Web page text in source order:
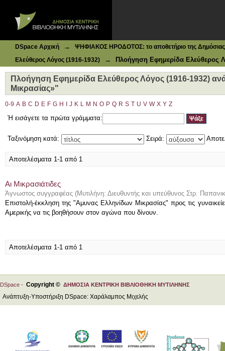
DSpace Αρχική →
ΨΗΦΙΑΚΟΣ ΗΡΟΔΟΤΟΣ: το αποθετήριο της Δημόσιας
Ελεύθερος Λόγος (1916-1932)
→ Πλοήγηση Εφημερίδα Ελεύθερος
Πλοήγηση Εφημερίδα Ελεύθερος Λόγος (1916-1932)
Μικρασίας»"
0-9 A B C D E F G H J K L M N O P Q R S T U V W X Y Z
Ή εισάγετε τα πρώτα γράμματα:
Ταξινόμηση κατά: Σειρά:
Αποτελέσματα 1-1 από 1
Αι Μικρασιάτιδες
Άγνωστος συγγραφέας (Μυτιλήνη: Διευθυντής και υπεύθυνος Στρ.
Επιστολή-έκκληση της "Αμυνας Ελληνίδων Μικρασίας" προς τις
Αμερικής να τις βοηθήσουν στον αγώνα που δίνουν.
Αποτελέσματα 1-1 από 1
DSpace - Copyright © ΔΗΜΟΣΙΑ ΚΕΝΤΡΙΚΗ ΒΙΒΛΙΟΘΗΚΗ ΜΥΤΙΛΗΝΗΣ
Ανάπτυξη-Υποστήριξη DSpace: Χαράλαμπος Μιχελής